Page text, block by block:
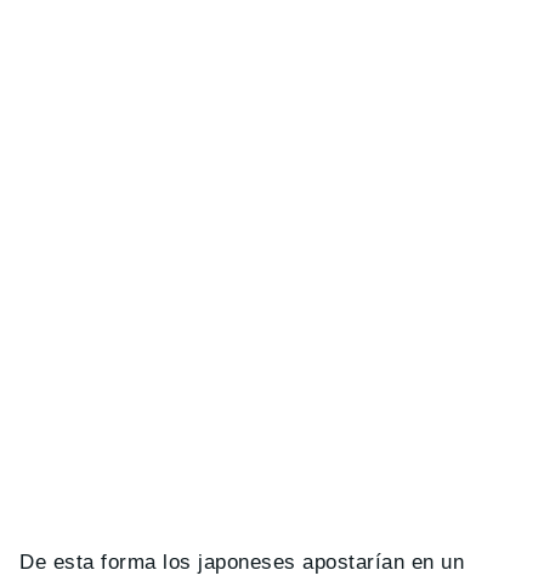
De esta forma los japoneses apostarían en un